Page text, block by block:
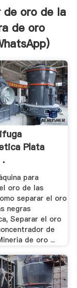
de oro de la
de oro
)
Plata
.
para
oro de las
separar el oro
negras
Separar el oro
de
de oro ...